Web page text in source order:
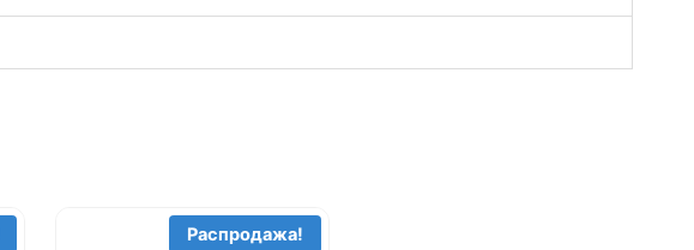
Распродажа!